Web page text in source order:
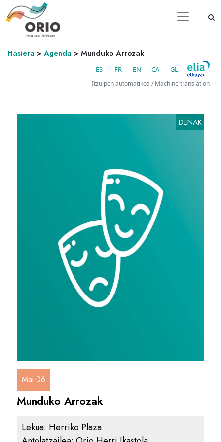
Hasiera > Agenda > Munduko Arrozak
ES FR EN CA GL
Itzulpen automatikoa / Machine translation
DENAK
Mai 06
Munduko Arrozak
Lekua: Herriko Plaza